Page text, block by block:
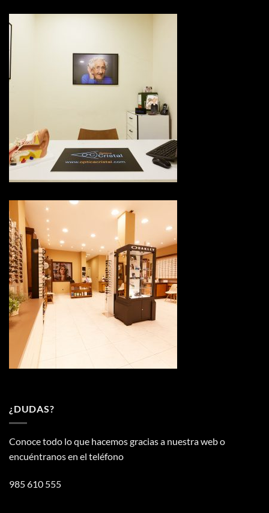
¿DUDAS?
Conoce todo lo que hacemos gracias a nuestra web o
encuéntranos en el teléfono
985 610 555